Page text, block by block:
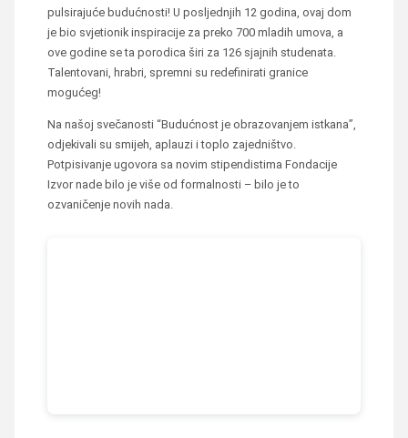
pulsirajuće budućnosti! U posljednjih 12 godina, ovaj dom
je bio svjetionik inspiracije za preko 700 mladih umova, a
ove godine se ta porodica širi za 126 sjajnih studenata.
Talentovani, hrabri, spremni su redefinirati granice
mogućeg!
Na našoj svečanosti “Budućnost je obrazovanjem istkana”,
odjekivali su smijeh, aplauzi i toplo zajedništvo.
Potpisivanje ugovora sa novim stipendistima Fondacije
Izvor nade bilo je više od formalnosti – bilo je to
ozvaničenje novih nada.